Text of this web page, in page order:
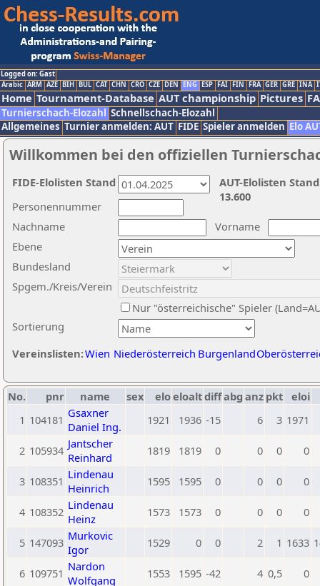
Logged on: Gast
Arabic ARM AZE BIH BUL CAT CHN CRO CZE DEN ENG ESP FAI FIN FRA GER GRE INA
Home Tournament-Database AUT championship Pictures
Turnierschach-Elozahl Schnellschach-Elozahl
Allgemeines Turnier anmelden: AUT FIDE Spieler anmelden Elo
Willkommen bei den offiziellen
Nachname
Vorname
Ebene
Sortierung
Personennummer
Bundesland
Spgem./Kreis/Verein
Nur "österreichische" Spieler
Vereinslisten:Wien Niederösterreich Burgenland
AUT-Elolisten
13.600
FIDE-Elolisten Stand
No. pnr name sex eloeloaltdiffabg anz pkt eloi
1 104181 Gsaxner
Daniel Ing.
1921 1936 -15 6 3 1971
2 105934 Jantscher
Reinhard
1819 1819 0 0 0 0
3 108351 Lindenau
Heinrich
1595 1595 0 0 0 0
4 108352 Lindenau
Heinz
1573 1573 0 0 0 0
5 147093 Murkovic
Igor
1529 0 0 2 1 1633
6 109751 Nardon
Wolfgang
1553 1595 -42 4 0,5 0